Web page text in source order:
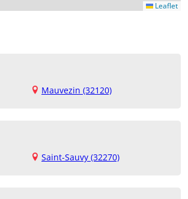
Leaflet
Mauvezin (32120)
Saint-Sauvy (32270)